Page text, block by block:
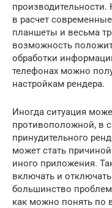
производительности.
в расчет
планшеты и весьма
возможность
обработки
телефонах можно
настройкам рендера.
Иногда ситуация
противоположной, в
принудительного
может стать
иного приложения.
включать и
большинство
как можно понять по